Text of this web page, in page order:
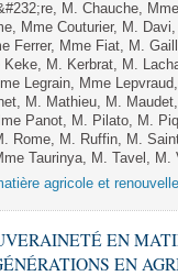
M. Chauche,
Mme Couturier, M.
Ferrer, Mme Fiat, M.
M. Kerbrat, M.
Legrain, Mme
M. Mathieu, M.
Panot, M. Pilato, M.
Rome, M. Ruffin, M.
Taurinya, M. Tavel,
agricole et
EN
EN